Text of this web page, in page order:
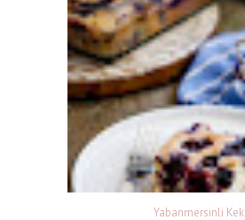
Yabanmersinli Kek